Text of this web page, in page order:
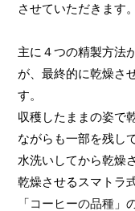
させていただきます。
主に４つの精製方法
が、最終的に乾燥さ
す。
収穫したままの姿で
ながらも一部を残し
水洗いしてから乾燥
乾燥させるスマトラ
「コーヒーの品種 」